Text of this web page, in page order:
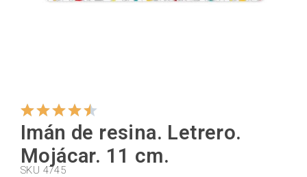
Colgadores
Cortadores
Imán de resina. Letrero.
Mojácar. 11 cm.
SKU 4745